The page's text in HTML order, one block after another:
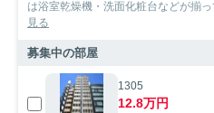
は浴室乾燥機・洗面化粧台などが揃
見る
募集中の部屋
1305
12.8万円